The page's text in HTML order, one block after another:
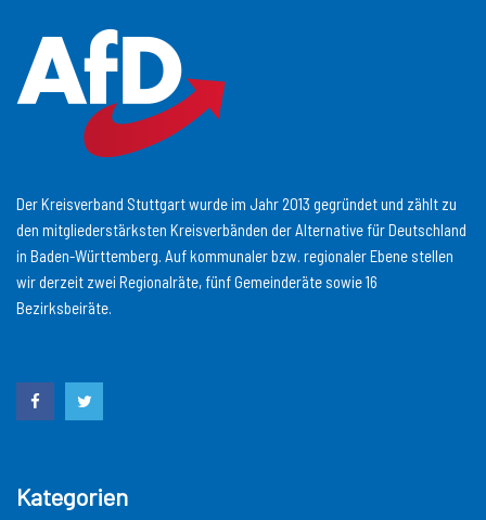
Der Kreisverband Stuttgart wurde im Jahr 2013 gegründet und zählt zu
den mitgliederstärksten Kreisverbänden der Alternative für Deutschland
in Baden-Württemberg. Auf kommunaler bzw. regionaler Ebene stellen
wir derzeit zwei Regionalräte, fünf Gemeinderäte sowie 16
Bezirksbeiräte.
Kategorien